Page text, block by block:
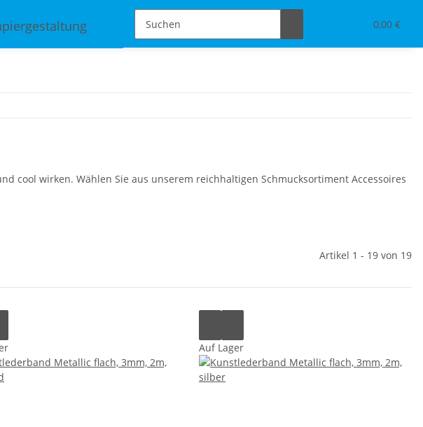
0,00 €
Schmuckdesign Tischdeko & Accessoires
cool wirken. Wählen Sie aus unserem reichhaltigen Schmucksortiment Accessoires
Artikel 1 - 19 von 19
Auf Lager